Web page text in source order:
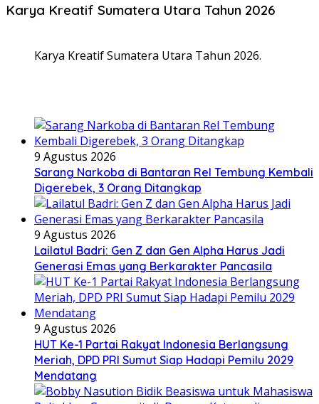
Karya Kreatif Sumatera Utara Tahun 2026
Karya Kreatif Sumatera Utara Tahun 2026.
9 Agustus 2026
Sarang Narkoba di Bantaran Rel Tembung Kembali
Digerebek, 3 Orang Ditangkap
9 Agustus 2026
Lailatul Badri: Gen Z dan Gen Alpha Harus Jadi
Generasi Emas yang Berkarakter Pancasila
9 Agustus 2026
HUT Ke-1 Partai Rakyat Indonesia Berlangsung
Meriah, DPD PRI Sumut Siap Hadapi Pemilu 2029
Mendatang